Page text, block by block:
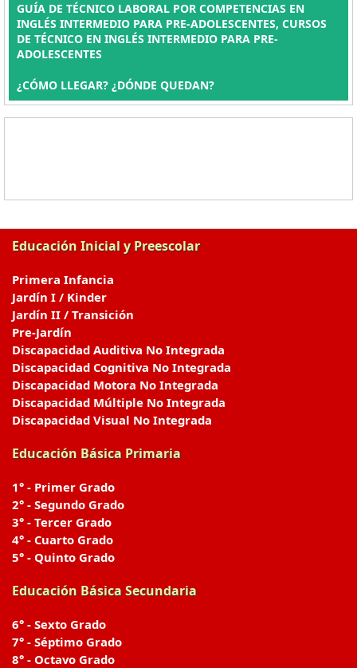
GUÍA DE TÉCNICO LABORAL POR COMPETENCIAS EN
INGLÉS INTERMEDIO PARA PRE-ADOLESCENTES, CURSOS
DE TÉCNICO EN INGLÉS INTERMEDIO PARA PRE-
ADOLESCENTES
¿CÓMO LLEGAR? ¿DÓNDE QUEDAN?
Educación Inicial y Preescolar
Primera Infancia
Jardín I / Kinder
Jardín II / Transición
Pre-Jardín
Discapacidad Auditiva No Integrada
Discapacidad Cognitiva No Integrada
Discapacidad Motora No Integrada
Discapacidad Múltiple No Integrada
Discapacidad Visual No Integrada
Educación Básica Primaria
1° - Primer Grado
2° - Segundo Grado
3° - Tercer Grado
4° - Cuarto Grado
5° - Quinto Grado
Educación Básica Secundaria
6° - Sexto Grado
7° - Séptimo Grado
8° - Octavo Grado